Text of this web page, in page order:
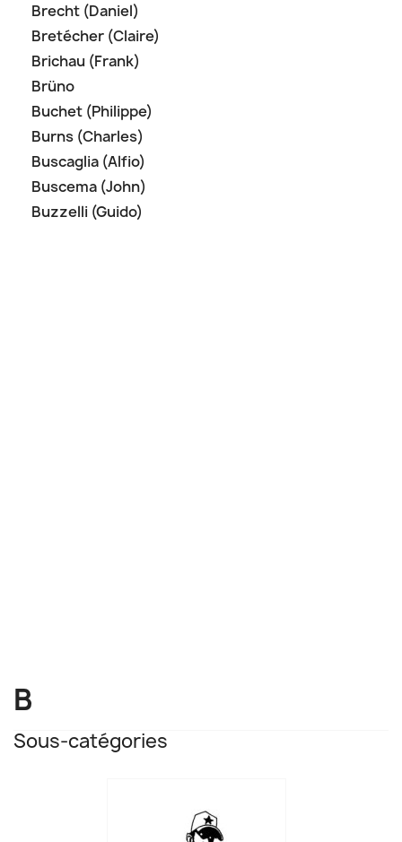
Brecht (Daniel)
Bretécher (Claire)
Brichau (Frank)
Brüno
Buchet (Philippe)
Burns (Charles)
Buscaglia (Alfio)
Buscema (John)
Buzzelli (Guido)
B
Sous-catégories